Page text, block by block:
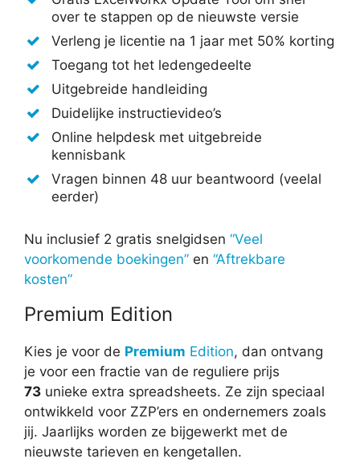
over te stappen op de nieuwste versie
Verleng je licentie na 1 jaar met 50% korting
Toegang tot het ledengedeelte
Uitgebreide handleiding
Duidelijke instructievideo’s
Online helpdesk met uitgebreide
kennisbank
Vragen binnen 48 uur beantwoord (veelal
eerder)
Nu inclusief 2 gratis snelgidsen “Veel
voorkomende boekingen” en “Aftrekbare
kosten”
Premium Edition
Kies je voor de Premium Edition, dan ontvang
je voor een fractie van de reguliere prijs
73 unieke extra spreadsheets. Ze zijn speciaal
ontwikkeld voor ZZP’ers en ondernemers zoals
jij. Jaarlijks worden ze bijgewerkt met de
nieuwste tarieven en kengetallen.